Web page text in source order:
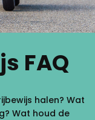
FAQ
halen? Wat
Wat houd de